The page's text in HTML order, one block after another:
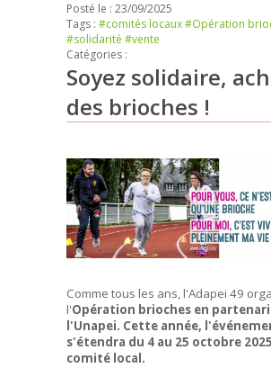
Posté le : 23/09/2025
Tags : #comités locaux#Opération
#solidarité #vente
Catégories :
Soyez solidaire,
des brioches !
Comme tous les ans, l'Adapei 49
l'Opération brioches en
l'Unapei. Cette année,
s'étendra du 4 au 25 octobre
comité local.